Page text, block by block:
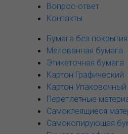
Вопрос-ответ
Контакты
Бумага без покрытия
Мелованная бумага
Этикеточная бумага
Картон Графический
Картон Упаковочный
Переплетные
Самоклеящиеся
Самокопирующая